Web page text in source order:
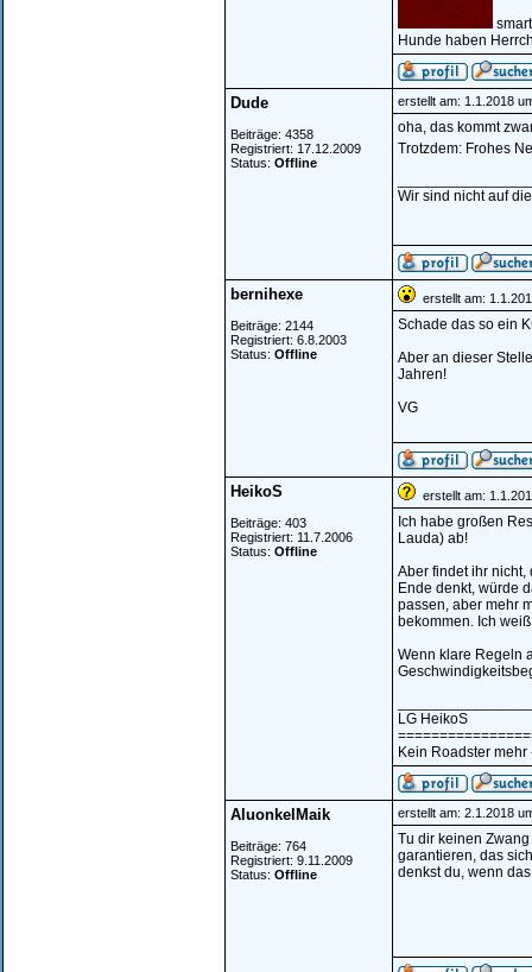
Hunde haben
Dude
Beiträge: 4358
Registriert: 17.12.2009
Status: Offline
erstellt am: 1.1.2018
oha, das kommt
Trotzdem: Frohes
Wir sind nicht auf
bernihexe
Beiträge: 2144
Registriert: 6.8.2003
Status: Offline
erstellt am:
Schade das so ein
Aber an dieser
Jahren!
VG
HeikoS
Beiträge: 403
Registriert: 11.7.2006
Status: Offline
erstellt am:
Ich habe großen
Lauda) ab!
Aber findet ihr nicht,
Ende denkt, würde
passen, aber mehr
bekommen. Ich
Wenn klare Regeln
LG HeikoS
Kein Roadster
AluonkelMaik
Beiträge: 764
Registriert: 9.11.2009
Status: Offline
erstellt am: 2.1.2018
Tu dir keinen
garantieren, das
denkst du, wenn